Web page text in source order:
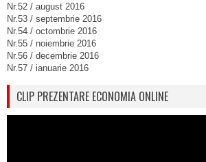
Nr.52 / august 2016
Nr.53 / septembrie 2016
Nr.54 / octombrie 2016
Nr.55 / noiembrie 2016
Nr.56 / decembrie 2016
Nr.57 / ianuarie 2016
CLIP PREZENTARE ECONOMIA ONLINE